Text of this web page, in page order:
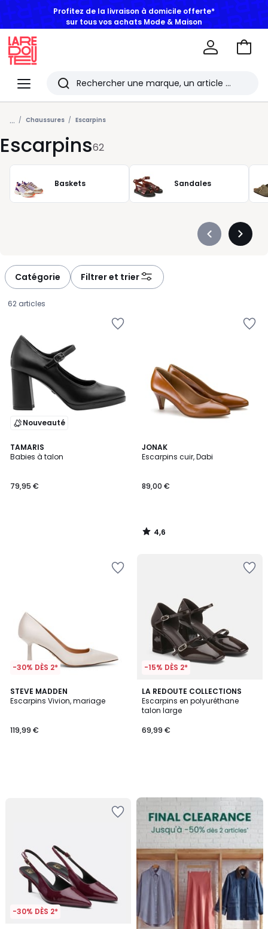
Menu
Redoute
Rechercher
Les
derniers
articles
consultés
Aller
... Chaussures Escarpins
Escarpins62
Baskets Sandales
Précédent
Catégorie Filtrer et trier
62 articles
Nouveauté
TAMARIS
Babies à talon
€.
79,95 €
JONAK
Escarpins cuir, Dabi
89,00 €
4,6
/ 5
4,6
/
-30% DÈS 2*
STEVE MADDEN
Escarpins Vivion, mariage
119,99 €
-15% DÈS 2*
LA REDOUTE COLLECTIONS
Escarpins en polyuréthane
talon large
69,99 €
-30% DÈS 2*
FINAL
CLEARANCE